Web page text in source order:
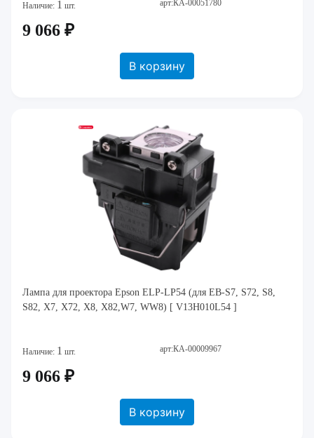
Наличие: 1 шт. арт:КА-00051780
9 066 ₽
В корзину
Лампа для проектора Epson ELP-LP54 (для EB-S7, S72, S8,
S82, X7, X72, X8, X82,W7, WW8) [ V13H010L54 ]
Наличие: 1 шт. арт:КА-00009967
9 066 ₽
В корзину